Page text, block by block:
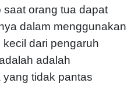
saat orang tua dapat
dalam menggunakan
dari pengaruh
adalah
tidak pantas